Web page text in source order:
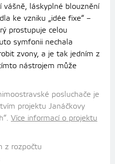
vášně, láskyplné blouznění
ke vzniku „idée fixe“ –
prostupuje celou
symfonii nechala
zvony, a je tak jedním z
nástrojem může
posluchače je
projektu Janáčkovy
Více informací o projektu
z rozpočtu